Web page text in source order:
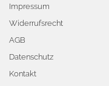
Impressum
Widerrufsrecht
AGB
Datenschutz
Kontakt